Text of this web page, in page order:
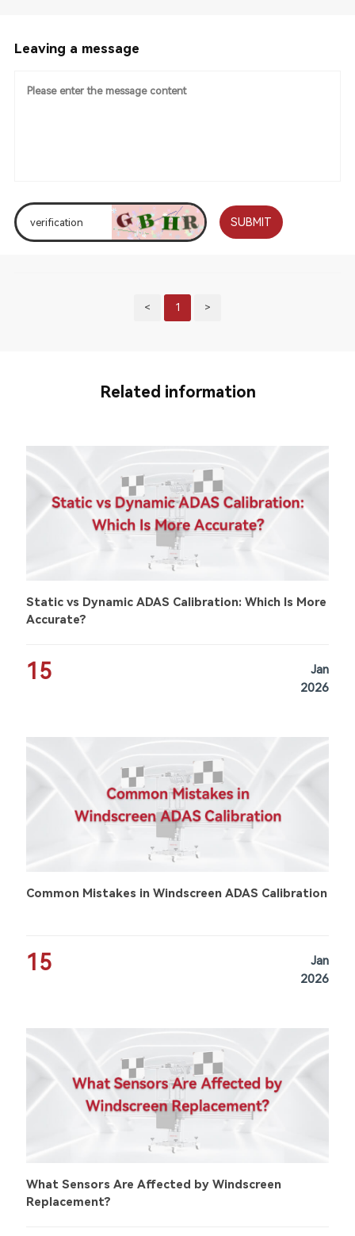
Leaving a message
SUBMIT
< 1 >
Related information
Static vs Dynamic ADAS Calibration: Which Is More
Accurate?
15
Jan
2026
Common Mistakes in Windscreen ADAS Calibration
15
Jan
2026
What Sensors Are Affected by Windscreen
Replacement?